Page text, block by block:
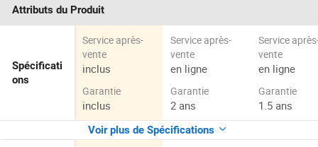
Attributs du Produit
Spécificati
ons
Service après-
vente
inclus
Garantie
inclus
Service après-
vente
en ligne
Garantie
2 ans
Service
vente
en ligne
Garantie
1.5 ans
Voir plus de Spécifications